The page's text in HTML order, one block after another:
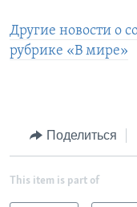
Другие новости о
рубрике «В мире»
Поделиться
This item is part of